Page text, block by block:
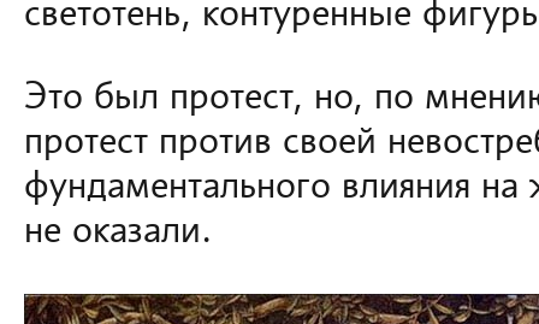
светотень, контуренные
Это был протест, но, по
протест против своей
фундаментального влияния
не оказали.